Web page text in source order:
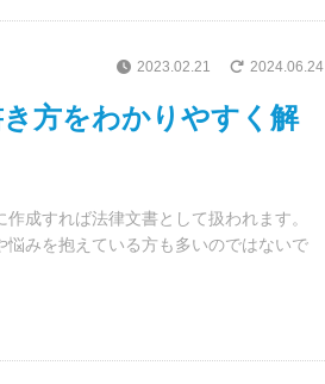
2023.02.21 2024.06.24
方をわかりやすく解
成すれば法律文書として扱われます。
みを抱えている方も多いのではないで